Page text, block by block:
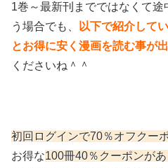
1巻～最新刊までではなくて
う場合でも、
以下で紹介して
とお得に安く漫画を読む事が
くださいね＾＾
初回ログインで70％オフクー
お得な100冊40％クーポンが